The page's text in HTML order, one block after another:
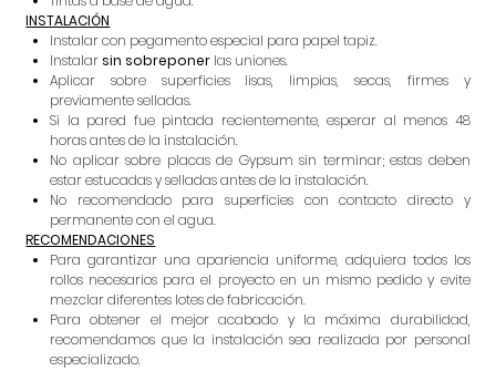
INSTALACIÓN
Instalar con pegamento especial para papel tapiz.
Instalar sin sobreponer las uniones.
Aplicar sobre superficies lisas, limpias, secas, firmes y
previamente selladas.
Si la pared fue pintada recientemente, esperar al menos 48
horas antes de la instalación.
No aplicar sobre placas de Gypsum sin terminar; estas deben
estar estucadas y selladas antes de la instalación.
No recomendado para superficies con contacto directo y
permanente con el agua.
RECOMENDACIONES
Para garantizar una apariencia uniforme, adquiera todos los
rollos necesarios para el proyecto en un mismo pedido y evite
mezclar diferentes lotes de fabricación.
Para obtener el mejor acabado y la máxima durabilidad,
recomendamos que la instalación sea realizada por personal
especializado.